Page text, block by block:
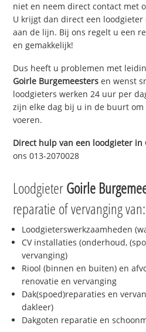
niet en neem direct contact met
U krijgt dan direct een loodgieter
aan de lijn. Bij ons regelt u een
en gemakkelijk!
Dus heeft u problemen met
Goirle Burgemeesters en wenst
loodgieters werken 24 uur per
zijn elke dag bij u in de buurt
voeren.
Direct hulp van een loodgieter in
ons 013-2070028
LoodgieterGoirle
reparatie of vervanging van:
Loodgieterswerkzaamheden
CV installaties (onderhoud,
vervanging)
Riool (binnen en buiten) en
renovatie en vervanging
Dak(spoed)reparaties en
dakleer)
Dakgoten reparatie en